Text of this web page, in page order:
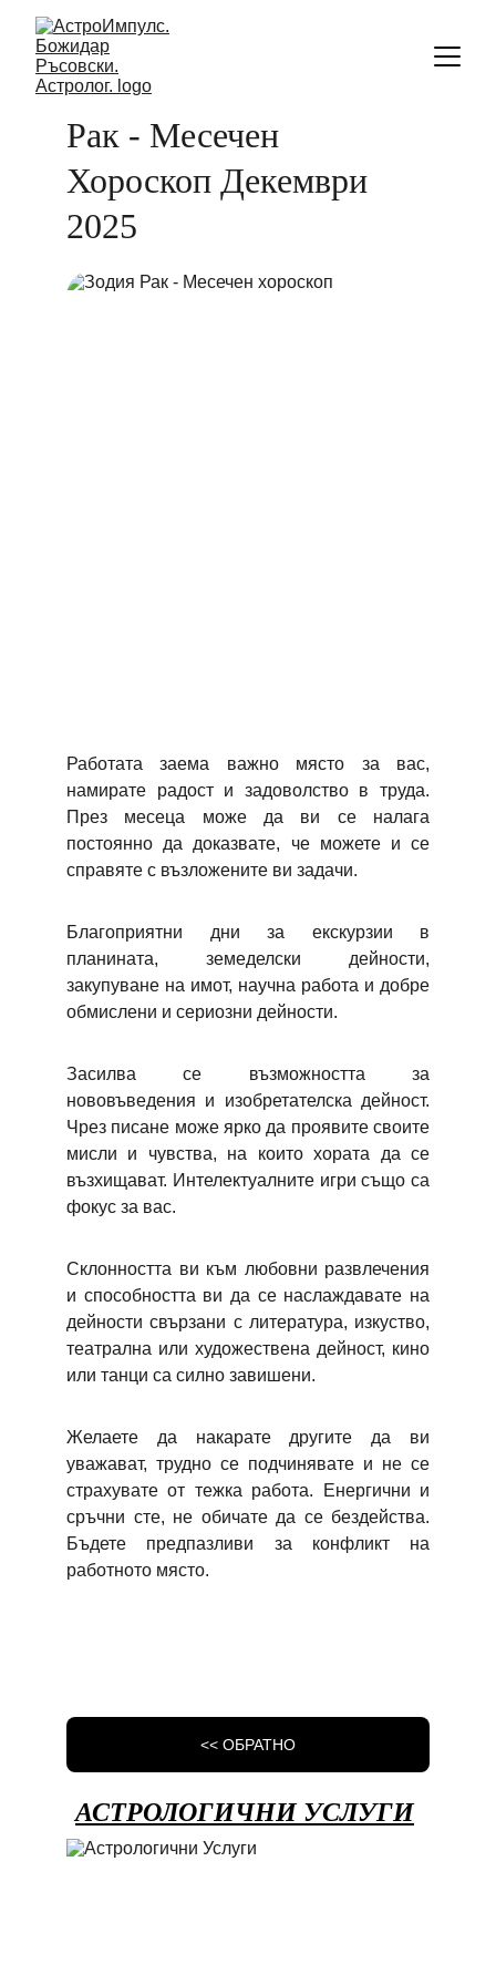
Работата заема важно място за вас,
намирате радост и задоволство в труда.
През месеца може да ви се налага
постоянно да доказвате, че можете и се
справяте с възложените ви задачи.
Благоприятни дни за екскурзии в
планината, земеделски дейности,
закупуване на имот, научна работа и добре
обмислени и сериозни дейности.
Засилва се възможността за
нововъведения и изобретателска дейност.
Чрез писане може ярко да проявите своите
мисли и чувства, на които хората да се
възхищават. Интелектуалните игри също са
фокус за вас.
Склонността ви към любовни развлечения
и способността ви да се наслаждавате на
дейности свързани с литература, изкуство,
театрална или художествена дейност, кино
или танци са силно завишени.
Желаете да накарате другите да ви
уважават, трудно се подчинявате и не се
страхувате от тежка работа. Енергични и
сръчни сте, не обичате да се бездейства.
Бъдете предпазливи за конфликт на
работното място.
<< ОБРАТНО
Рак - Месечен
Хороскоп Декември
2025
АСТРОЛОГИЧНИ УСЛУГИ